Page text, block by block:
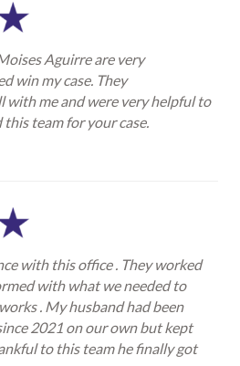
Aguirre are very
win my case. They
with me and were very helpful to
team for your case.
with this office . They worked
with what we needed to
. My husband had been
2021 on our own but kept
to this team he finally got